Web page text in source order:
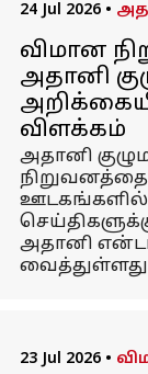
24 Jul 2026 •
விமான
அதானி
விளக்கம்
அதானி
ஊடகங்களில்
அதானி
23 Jul 2026 •